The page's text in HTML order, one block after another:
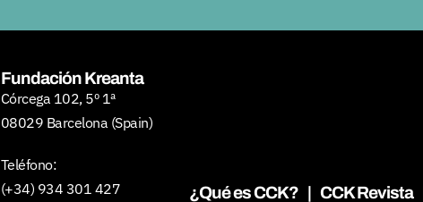
Fundación Kreanta
Córcega 102, 5º 1ª
08029 Barcelona (Spain)
Teléfono:
(+34) 934 301 427
¿Qué es CCK? | CCK Revista